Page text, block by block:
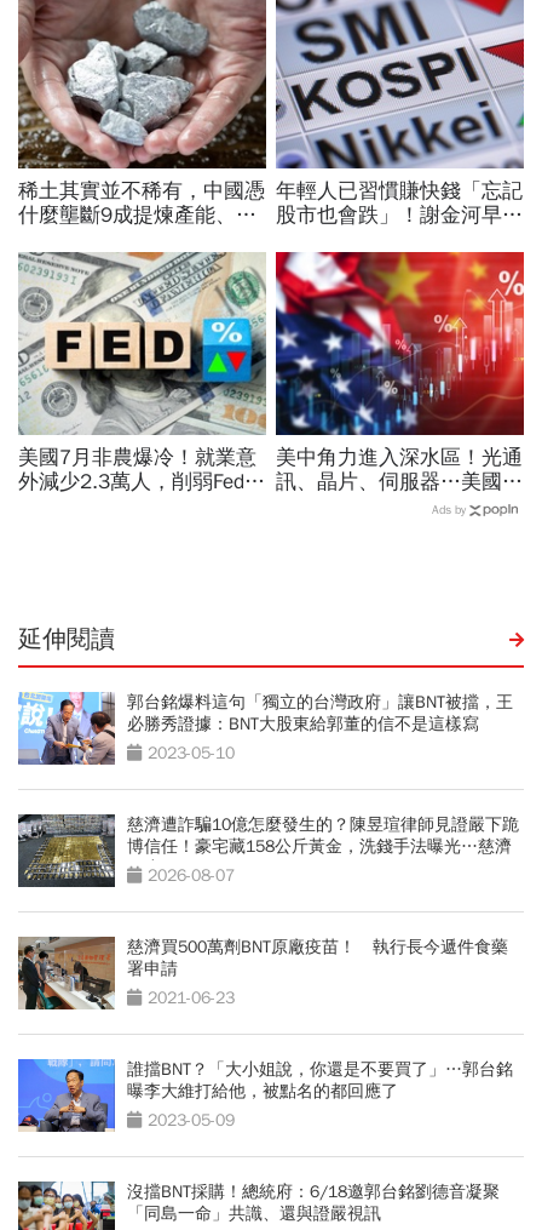
稀土其實並不稀有，中國憑
什麼壟斷9成提煉產能、掐
美中角力下，台灣最該擔心
的事
年輕人已習慣賺快錢「忘記
股市也會跌」！謝金河早一
出事：根本把投資人丟火坑
美國7月非農爆冷！就業意
外減少2.3萬人，削弱Fed升
美中角力進入深水區！光通
訊、晶片、伺服器…美國制
裁加碼，謝金河示警台灣
Ads by
延伸閱讀
郭台銘爆料這句「獨立的台灣政府」讓BNT被擋，王
必勝秀證據：BNT大股東給郭董的信不是這樣寫
2023-05-10
慈濟遭詐騙10億怎麼發生的？陳昱瑄律師見證嚴下跪
博信任！豪宅藏158公斤黃金，洗錢手法曝光…慈濟
回應了
2026-08-07
慈濟買500萬劑BNT原廠疫苗！ 執行長今遞件食藥
署申請
2021-06-23
誰擋BNT？「大小姐說，你還是不要買了」…郭台銘
曝李大維打給他，被點名的都回應了
2023-05-09
沒擋BNT採購！總統府：6/18邀郭台銘劉德音凝聚
「同島一命」共識、還與證嚴視訊